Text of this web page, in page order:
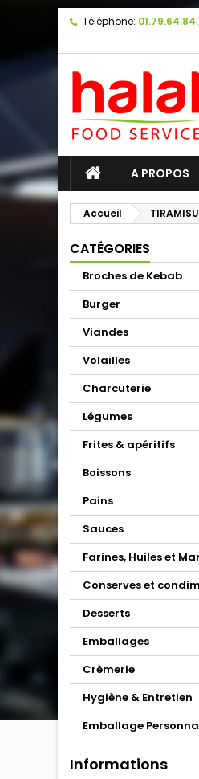
Téléphone:
A PROPOS
Accueil
CATÉGORIES
Broches de Kebab
Burger
Viandes
Volailles
Charcuterie
Légumes
Frites & apéritifs
Boissons
Pains
Sauces
Farines, Huiles et
Conserves et
Desserts
Emballages
Crèmerie
Hygiène & Entretien
Emballage
Informations